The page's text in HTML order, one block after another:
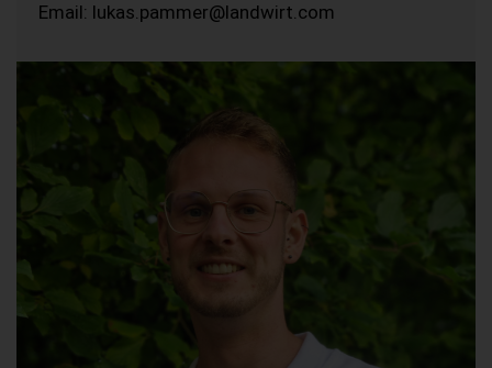
Email: lukas.pammer@landwirt.com